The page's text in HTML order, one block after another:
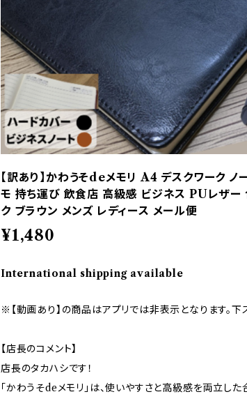
【訳あり】かわうそdeメモリ A4 デスクワーク
モ 持ち運び 飲食店 高級感 ビジネス PUレザ
ク ブラウン メンズ レディース メール便
¥1,480
International shipping available
※【動画あり】の商品はアプリでは非表示となります。下
【店長のコメント】
店長のタカハシです！
「かわうそdeメモリ」は、使いやすさと高級感を両立した